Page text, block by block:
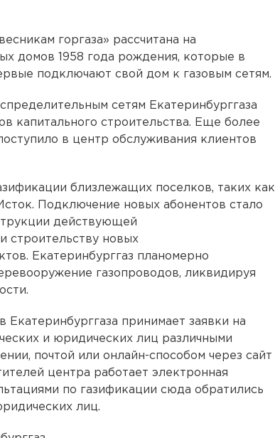
горгаза» рассчитана на
домов 1958 года рождения, которые в
подключают свой дом к газовым сетям.
сетям Екатеринбурггаза
капитального строительства. Еще более
в центр обслуживания клиентов
близлежащих поселков, таких как
Подключение новых абонентов стало
действующей
строительству новых
Екатеринбурггаз планомерно
газопроводов, ликвидируя
Екатеринбурггаза принимает заявки на
и юридических лиц различными
почтой или онлайн-способом через сайт
центра работает электронная
по газификации сюда обратились
лиц.